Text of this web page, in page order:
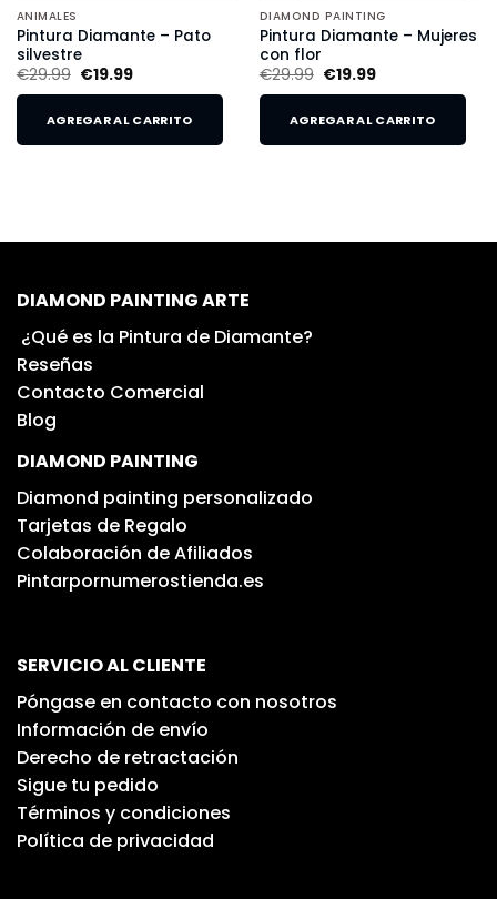
ANIMALES
Pintura Diamante – Pato
silvestre
€29.99 €19.99
AGREGAR AL CARRITO
DIAMOND PAINTING
Pintura Diamante – Mujeres
con flor
€29.99 €19.99
AGREGAR AL CARRITO
DIAMOND PAINTING ARTE
¿Qué es la Pintura de Diamante?
Reseñas
Contacto Comercial
Blog
DIAMOND PAINTING
Diamond painting personalizado
Tarjetas de Regalo
Colaboración de Afiliados
Pintarpornumerostienda.es
SERVICIO AL CLIENTE
Póngase en contacto con nosotros
Información de envío
Derecho de retractación
Sigue tu pedido
Términos y condiciones
Política de privacidad